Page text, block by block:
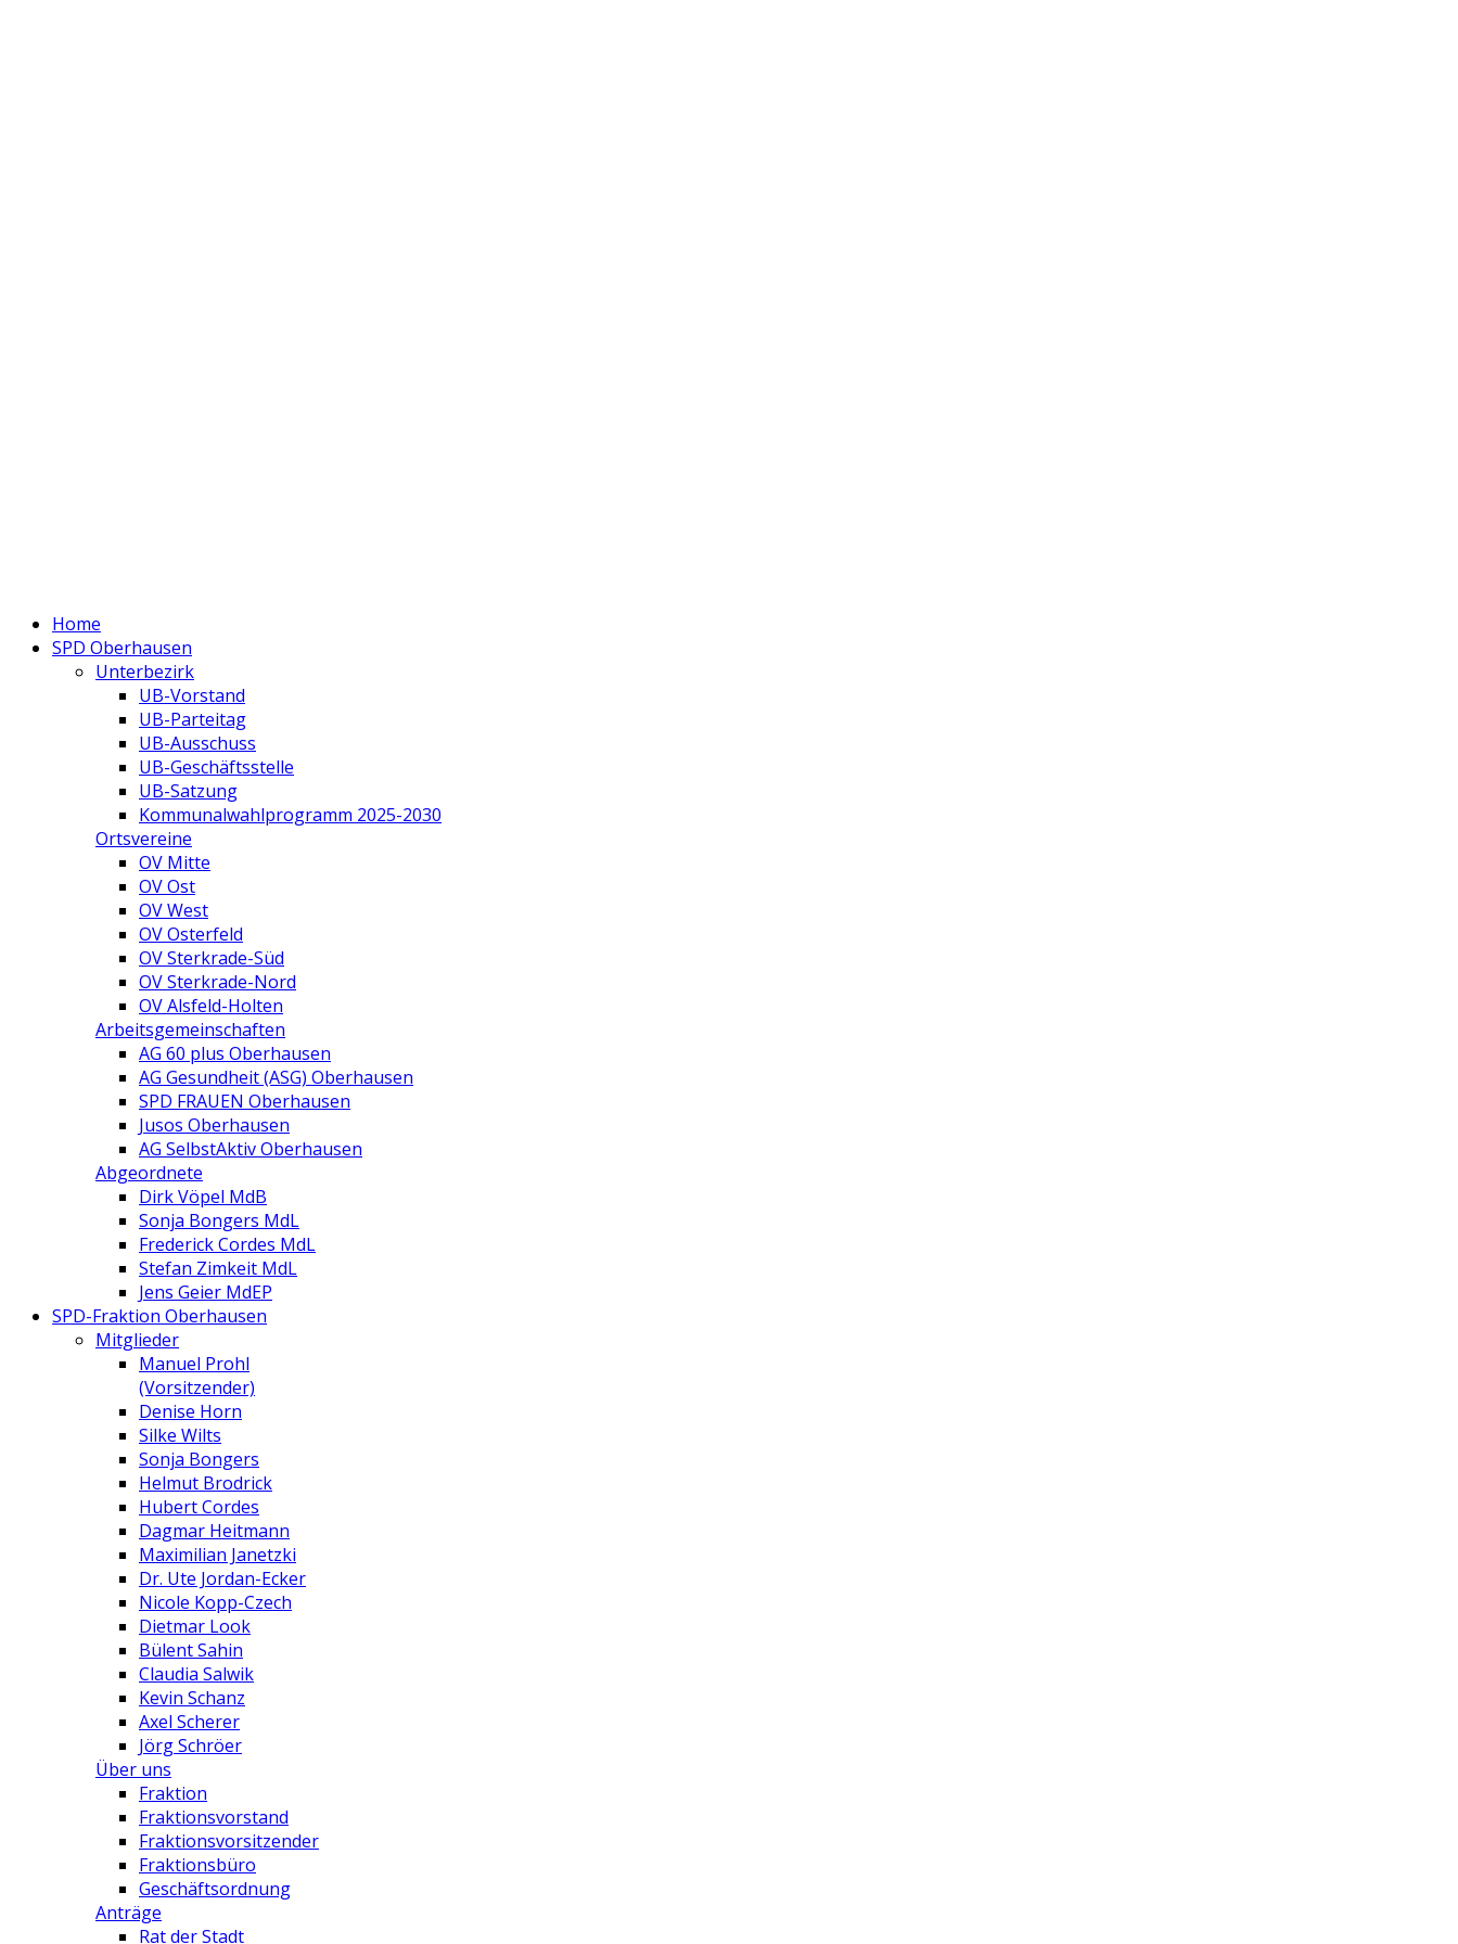
Home
SPD Oberhausen
Unterbezirk
UB-Vorstand
UB-Parteitag
UB-Ausschuss
UB-Geschäftsstelle
UB-Satzung
Kommunalwahlprogramm 2025-2030
Ortsvereine
OV Mitte
OV Ost
OV West
OV Osterfeld
OV Sterkrade-Süd
OV Sterkrade-Nord
OV Alsfeld-Holten
Arbeitsgemeinschaften
AG 60 plus Oberhausen
AG Gesundheit (ASG) Oberhausen
SPD FRAUEN Oberhausen
Jusos Oberhausen
AG SelbstAktiv Oberhausen
Abgeordnete
Dirk Vöpel MdB
Sonja Bongers MdL
Frederick Cordes MdL
Stefan Zimkeit MdL
Jens Geier MdEP
SPD-Fraktion Oberhausen
Mitglieder
Manuel Prohl
(Vorsitzender)
Denise Horn
Silke Wilts
Sonja Bongers
Helmut Brodrick
Hubert Cordes
Dagmar Heitmann
Maximilian Janetzki
Dr. Ute Jordan-Ecker
Nicole Kopp-Czech
Dietmar Look
Bülent Sahin
Claudia Salwik
Kevin Schanz
Axel Scherer
Jörg Schröer
Über uns
Fraktion
Fraktionsvorstand
Fraktionsvorsitzender
Fraktionsbüro
Geschäftsordnung
Anträge
Rat der Stadt